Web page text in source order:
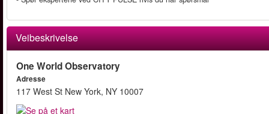
Veibeskrivelse
One World Observatory
Adresse
117 West St New York, NY 10007